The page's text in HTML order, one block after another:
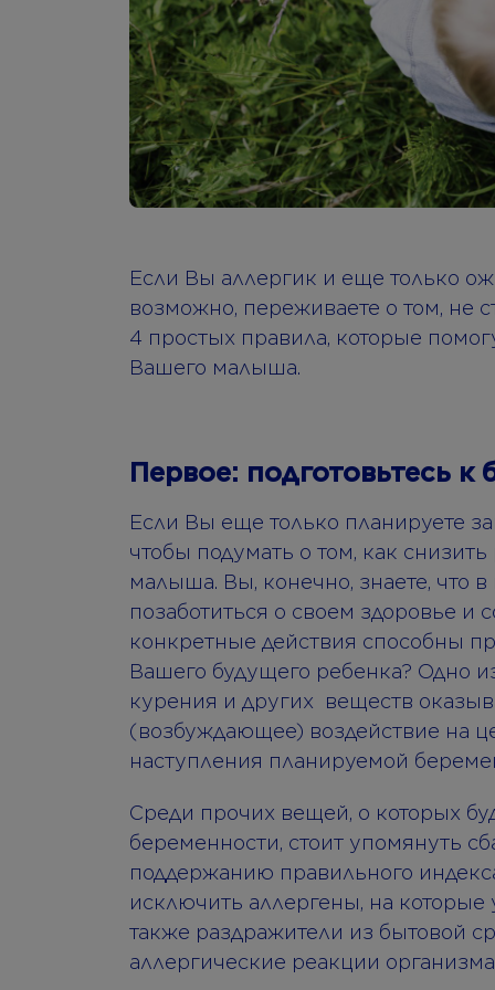
Если Вы аллергик и еще только
возможно, переживаете о том, не
4 простых правила, которые
Вашего малыша.
Первое: подготовьтесь к
Если Вы еще только планируете
чтобы подумать о том, как
малыша. Вы, конечно, знаете, что
позаботиться о своем здоровье и
конкретные действия способны
Вашего будущего ребенка? Одно
курения и других веществ
(возбуждающее) воздействие на
наступления планируемой
Среди прочих вещей, о которых
беременности, стоит упомянуть
поддержанию правильного
исключить аллергены, на которые
также раздражители из бытовой
аллергические реакции